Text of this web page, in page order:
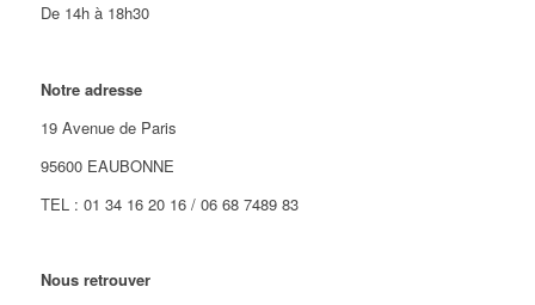
De 14h à 18h30
Notre adresse
19 Avenue de Paris
95600 EAUBONNE
TEL : 01 34 16 20 16 / 06 68 7489 83
Nous retrouver